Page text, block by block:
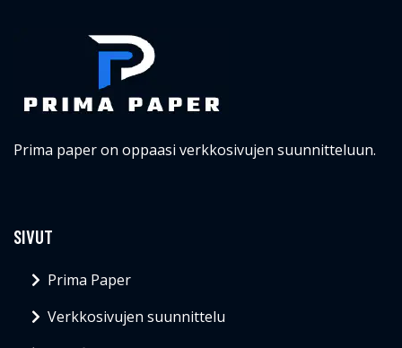
Prima paper on oppaasi verkkosivujen suunnitteluun.
SIVUT
Prima Paper
Verkkosivujen suunnittelu